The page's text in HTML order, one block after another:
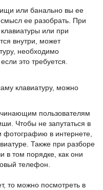
или банально вы ее
ее разобрать. При
или при
внутри, может
необходимо
это требуется.
клавиатуру, можно
пользователям
Чтобы не запутаться в
фотографию в интернете,
Также при разборе
в том порядке, как они
телефон.
то можно посмотреть в